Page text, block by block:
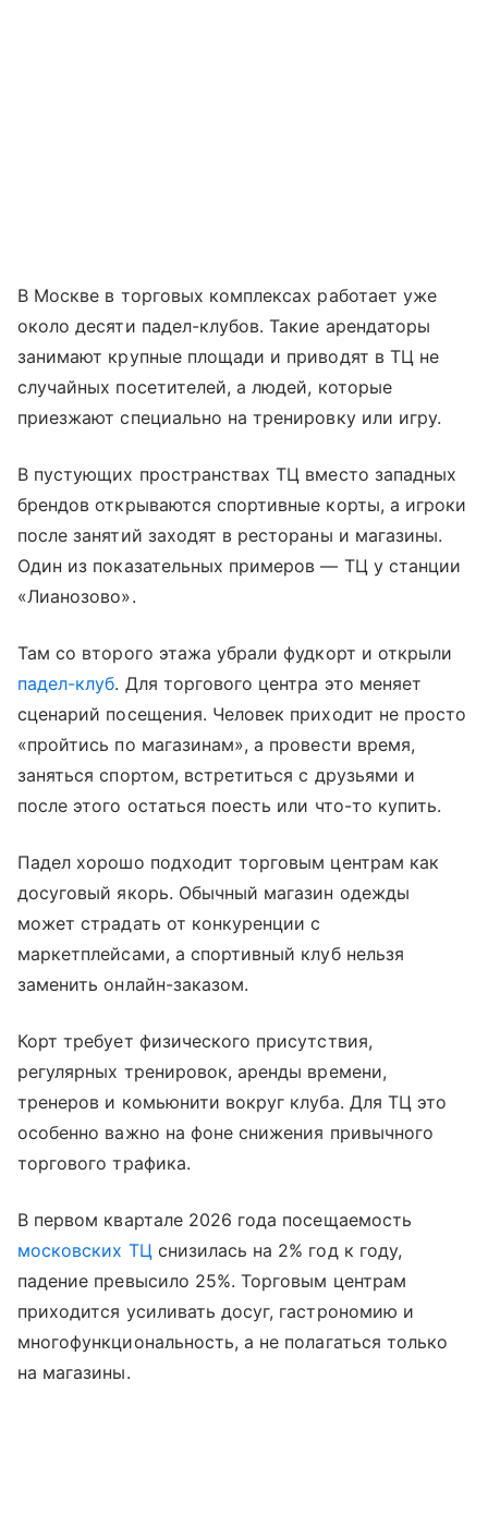
В Москве в торговых комплексах работает уже
около десяти падел-клубов. Такие арендаторы
занимают крупные площади и приводят в ТЦ не
случайных посетителей, а людей, которые
приезжают специально на тренировку или игру.
В пустующих пространствах ТЦ вместо западных
брендов открываются спортивные корты, а игроки
после занятий заходят в рестораны и магазины.
Один из показательных примеров — ТЦ у станции
«Лианозово».
Там со второго этажа убрали фудкорт и открыли
падел-клуб. Для торгового центра это меняет
сценарий посещения. Человек приходит не просто
«пройтись по магазинам», а провести время,
заняться спортом, встретиться с друзьями и
после этого остаться поесть или что-то купить.
Падел хорошо подходит торговым центрам как
досуговый якорь. Обычный магазин одежды
может страдать от конкуренции с
маркетплейсами, а спортивный клуб нельзя
заменить онлайн-заказом.
Корт требует физического присутствия,
регулярных тренировок, аренды времени,
тренеров и комьюнити вокруг клуба. Для ТЦ это
особенно важно на фоне снижения привычного
торгового трафика.
В первом квартале 2026 года посещаемость
московских ТЦ снизилась на 2% год к году,
падение превысило 25%. Торговым центрам
приходится усиливать досуг, гастрономию и
многофункциональность, а не полагаться только
на магазины.